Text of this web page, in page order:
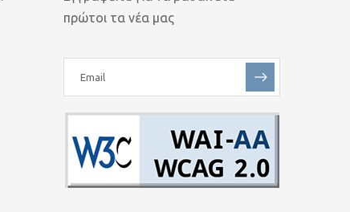
πρώτοι τα νέα μας